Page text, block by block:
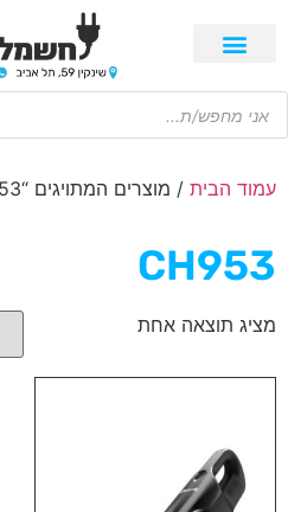
עמוד הבית / מוצרים המתויגים “CH953”
CH953
מציג תוצאה אחת